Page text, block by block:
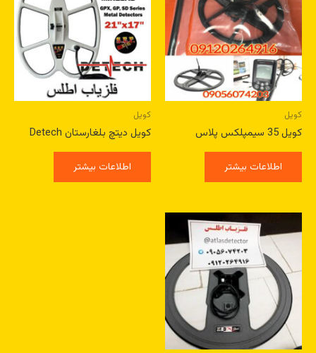
کویل
کویل 35 سیمپلکس پلاس
اطلاعات بیشتر
کویل
کویل دیتچ بلغارستان Detech
اطلاعات بیشتر